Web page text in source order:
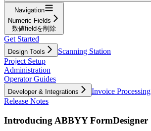
Navigation
Numeric Fields
数値fieldを削除
Get Started
Design Tools
Scanning Station
Project Setup
Administration
Operator Guides
Developer & Integrations
Invoice Processing
Release Notes
Introducing ABBYY FormDesigner